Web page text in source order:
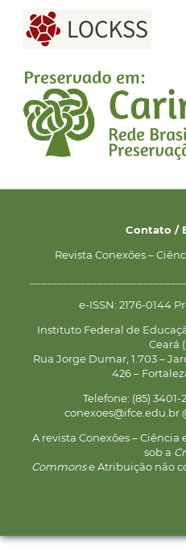
Contato /
Revista Conexões –
e-ISSN: 2176-0144
Instituto Federal de
Ceará
Rua Jorge Dumar, 1.703 –
426 –
Telefone: (85) 3401-
conexoes@ifce.edu.br
A revista Conexões –
sob a
Commonse Atribuição não